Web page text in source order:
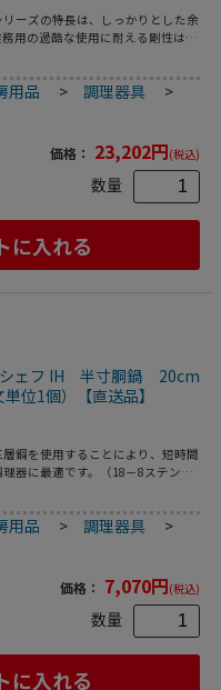
ーズの特長は、しっかりとした余
用の過酷な使用に耐える剛性はも
く伝わるので、コゲつきにくく、
ントリーモデルです。●アルミは
ステンレスの約13倍）、鍋全体
。内部の温度差が少なく、スープ
が厚いほど熱が分散してコゲつき
：6．8kg●容量：46L
用品 >調理器具
>
価格： 23,202円(税込)
数量
に入れる
ェフ IH 半寸胴鍋 20cm
位1個）【直送品】
鋼を使用することにより、短時間
器に最適です。（18－8ステンレ
ステンレス）●ひと目でわかる計
電磁調理器は非常にパワー
安全面からボリュームは中以下
には細心の注意をお願いします。
用品 >調理器具
>
価格： 7,070円(税込)
数量
に入れる